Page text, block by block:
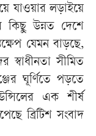
যাওয়ার লড়াইয়ে
কিছু উন্নত দেশে
যেমন বাড়ছে,
স্বাধীনতা সীমিত
ঘূর্ণিতে পড়তে
এক শীর্ষ
ব্রিটিশ সংবাদ